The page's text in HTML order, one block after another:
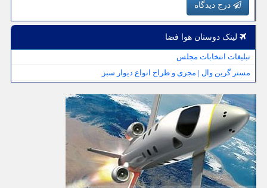
درج دیدگاه
لینک دوستان هوا فضا
تبلیغات انتخابات مجلس
مستر گرین وال | مجری و طراح انواع دیوار سبز